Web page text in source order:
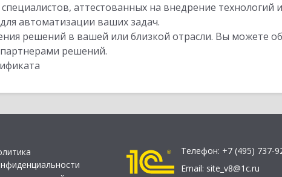
аттестованных на внедрение
автоматизации ваших задач.
решений в вашей или близкой отрасли. Вы можете
решений.
Телефон: +7 (495) 737-
Email: site_v8@1c.ru